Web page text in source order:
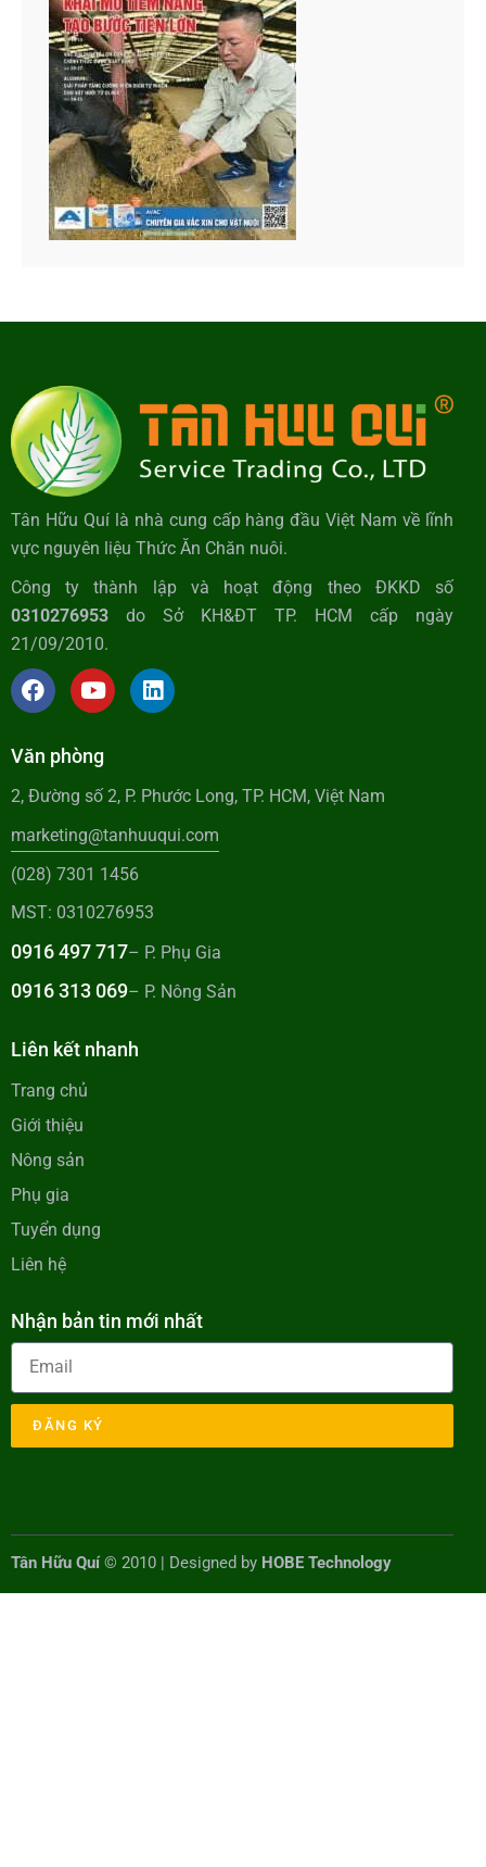
Tân Hữu Quí là nhà cung cấp hàng đầu Việt Nam về lĩnh
vực nguyên liệu Thức Ăn Chăn nuôi.
Công ty thành lập và hoạt động theo ĐKKD số
0310276953 do Sở KH&ĐT TP. HCM cấp ngày
21/09/2010.
Văn phòng
2, Đường số 2, P. Phước Long, TP. HCM, Việt Nam
marketing@tanhuuqui.com
(028) 7301 1456
MST: 0310276953
0916 497 717– P. Phụ Gia
0916 313 069– P. Nông Sản
Liên kết nhanh
Trang chủ
Giới thiệu
Nông sản
Phụ gia
Tuyển dụng
Liên hệ
Nhận bản tin mới nhất
ĐĂNG KÝ
Tân Hữu Quí© 2010 | Designed by HOBE Technology